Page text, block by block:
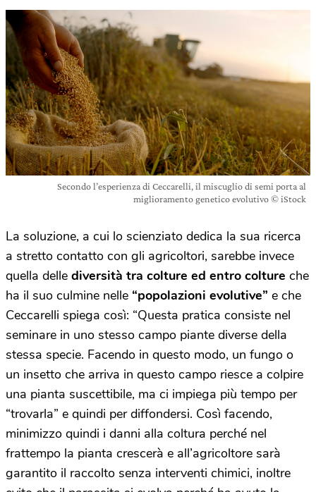
Secondo l’esperienza di Ceccarelli, il miscuglio di semi porta al
miglioramento genetico evolutivo © iStock
La soluzione, a cui lo scienziato dedica la sua ricerca
a stretto contatto con gli agricoltori, sarebbe invece
quella delle diversità tra colture ed entro colture che
ha il suo culmine nelle “popolazioni evolutive” e che
Ceccarelli spiega così: “Questa pratica consiste nel
seminare in uno stesso campo piante diverse della
stessa specie. Facendo in questo modo, un fungo o
un insetto che arriva in questo campo riesce a colpire
una pianta suscettibile, ma ci impiega più tempo per
“trovarla” e quindi per diffondersi. Così facendo,
minimizzo quindi i danni alla coltura perché nel
frattempo la pianta crescerà e all’agricoltore sarà
garantito il raccolto senza interventi chimici, inoltre